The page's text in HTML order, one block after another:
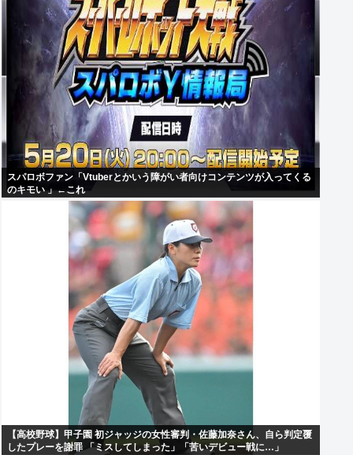
スパロボファン「Vtuberとかいう障がい者向けコンテンツが入ってくる
のキモい 」←これ
【高校野球】甲子園 初ジャッジの女性審判・佐藤加奈さん、自ら判定覆
したプレーを謝罪 「ミスしてしまった」「苦いデビュー戦に…」